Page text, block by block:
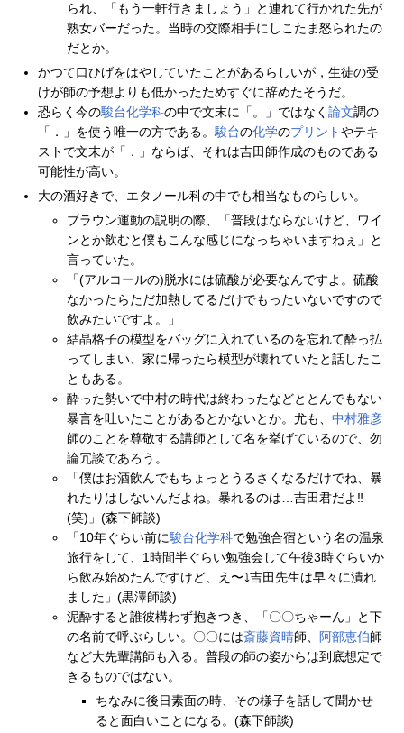
られ、「もう一軒行きましょう」と連れて行かれた先が
熟女バーだった。当時の交際相手にしこたま怒られたの
だとか。
かつて口ひげをはやしていたことがあるらしいが，生徒の受
けが師の予想よりも低かったためすぐに辞めたそうだ。
恐らく今の駿台化学科の中で文末に「。」ではなく 論文調の
「．」を使う唯一の方である。 駿台の化学のプリントやテキ
ストで文末が「．」ならば、それは吉田師作成のものである
可能性が高い。
大の酒好きで、エタノール科の中でも相当なものらしい。
ブラウン運動の説明の際、「普段はならないけど、ワイ
ンとか飲むと僕もこんな感じになっちゃいますねぇ」と
言っていた。
「(アルコールの)脱水には硫酸が必要なんですよ。硫酸
なかったらただ加熱してるだけでもったいないですので
飲みたいですよ。」
結晶格子の模型をバッグに入れているのを忘れて酔っ払
ってしまい、家に帰ったら模型が壊れていたと話したこ
ともある。
酔った勢いで中村の時代は終わったなどととんでもない
暴言を吐いたことがあるとかないとか。尤も、 中村雅彦
師のことを尊敬する講師として名を挙げているので、勿
論冗談であろう。
「僕はお酒飲んでもちょっとうるさくなるだけでね、暴
れたりはしないんだよね。暴れるのは…吉田君だよ‼︎
(笑)」(森下師談)
「10年ぐらい前に駿台化学科で勉強合宿という名の温泉
旅行をして、1時間半ぐらい勉強会して午後3時ぐらいか
ら飲み始めたんですけど、え〜⤵︎吉田先生は早々に潰れ
ました」(黒澤師談)
泥酔すると誰彼構わず抱きつき、「〇〇ちゃーん」と下
の名前で呼ぶらしい。〇〇には斎藤資晴師、 阿部恵伯師
など大先輩講師も入る。普段の師の姿からは到底想定で
きるものではない。
ちなみに後日素面の時、その様子を話して聞かせ
ると面白いことになる。(森下師談)